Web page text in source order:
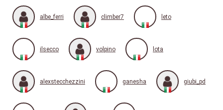
albe_ferri climber7 leto
ilsecco volpino lota
alexstecchezzini ganesha giubi_pd